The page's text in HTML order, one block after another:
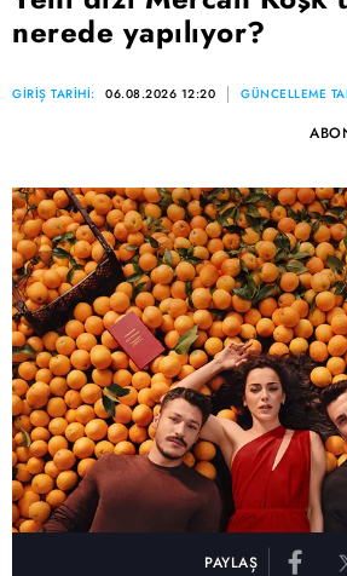
nerede yapılıyor?
GİRİŞ TARİHİ: 06.08.2026 12:20 GÜNCELLEME
PAYLAŞ